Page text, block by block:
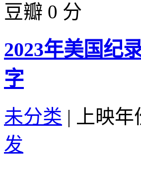
豆瓣 0 分
2023年美国纪
字
未分类 | 上映
发